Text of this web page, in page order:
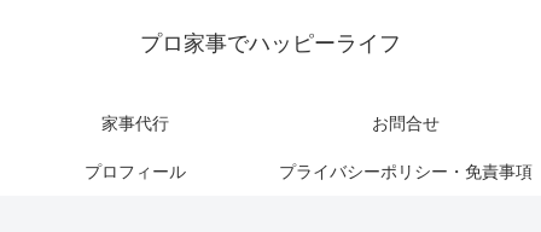
プロ家事でハッピーライフ
家事代行 お問合せ
プロフィール プライバシーポリシー・免責事項